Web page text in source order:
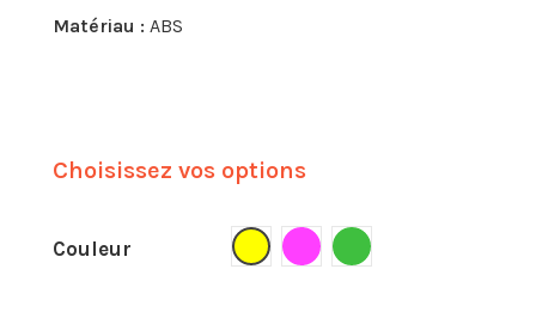
Matériau : ABS
Choisissez vos options
Couleur Jaune Rose Vert